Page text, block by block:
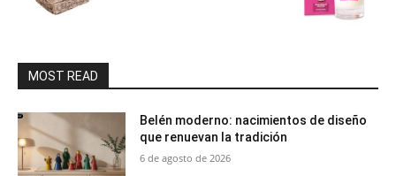
MOST READ
Belén moderno: nacimientos de diseño
que renuevan la tradición
6 de agosto de 2026